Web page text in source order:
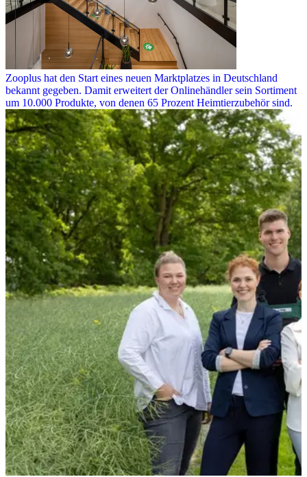
Zooplus hat den Start eines neuen Marktplatzes in Deutschland
bekannt gegeben. Damit erweitert der Onlinehändler sein Sortiment
um 10.000 Produkte, von denen 65 Prozent Heimtierzubehör sind.